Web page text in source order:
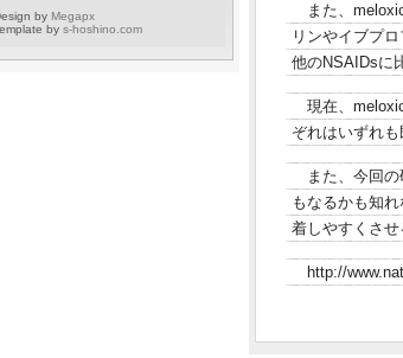
また、
リンやイブプ
他のNSAIDsに
現在、
ぞれはいずれ
また、今回
もなるかも知
着しやすくさせ
http://
by Megapx
by s-hoshino.com